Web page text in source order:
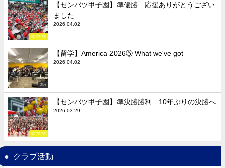
硬式野球部
【センバツ甲子園】準優勝 応援ありがとうござい
ました
2026.04.02
高校
【留学】America 2026⑤ What we've got
2026.04.02
硬式野球部
【センバツ甲子園】準決勝勝利 10年ぶりの決勝へ
2026.03.29
クラブ活動